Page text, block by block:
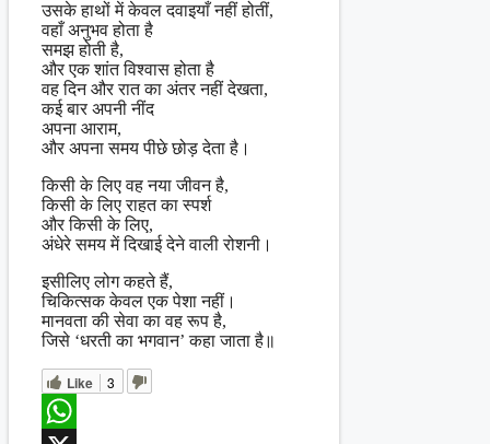
उसके हाथों में केवल दवाइयाँ नहीं होतीं,
वहाँ अनुभव होता है
समझ होती है,
और एक शांत विश्वास होता है
वह दिन और रात का अंतर नहीं देखता,
कई बार अपनी नींद
अपना आराम,
और अपना समय पीछे छोड़ देता है।
किसी के लिए वह नया जीवन है,
किसी के लिए राहत का स्पर्श
और किसी के लिए,
अंधेरे समय में दिखाई देने वाली रोशनी।
इसीलिए लोग कहते हैं,
चिकित्सक केवल एक पेशा नहीं।
मानवता की सेवा का वह रूप है,
जिसे ‘धरती का भगवान’ कहा जाता है॥
Like 3